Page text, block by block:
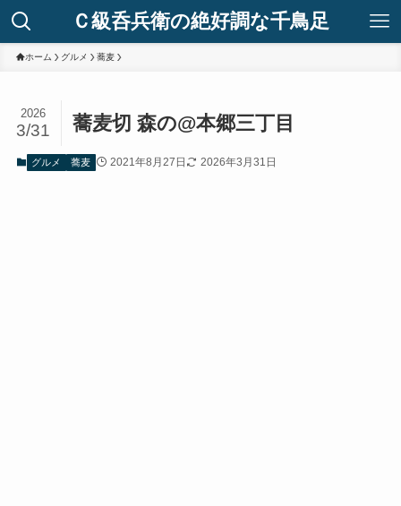
Ｃ級呑兵衛の絶好調な千鳥足
ホーム グルメ 蕎麦
蕎麦切 森の@本郷三丁目
2026
3/31
グルメ 蕎麦 2021年8月27日 2026年3月31日